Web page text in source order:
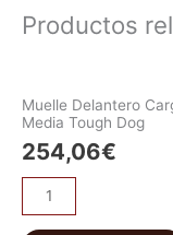
Productos
Muelle Delantero
Media Tough Dog
254,06€